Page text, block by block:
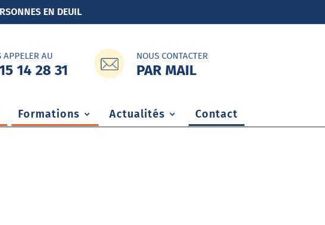
EN DEUIL
APPELER AU
14 28 31
NOUS CONTACTER
PAR MAIL
Formations Actualités Contact